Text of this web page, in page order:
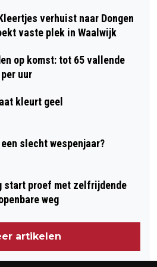
SOMS GAAT
MAAR OM TIJD
verhuist naar Dongen
vaste plek in Waalwijk
op komst: tot 65 vallende
uur
kleurt geel
slecht wespenjaar?
start proef met zelfrijdende
weg
artikelen